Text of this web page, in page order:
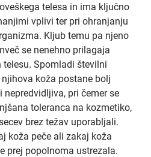
telesa in ima ključno
vplivi ter pri ohranjanju
Kljub temu pa njeno
se nenehno prilagaja
Spomladi številni
koža postane bolj
pri čemer se
toleranca na kozmetiko,
brez težav uporabljali.
koža peče ali zakaj koža
prej popolnoma ustrezala.